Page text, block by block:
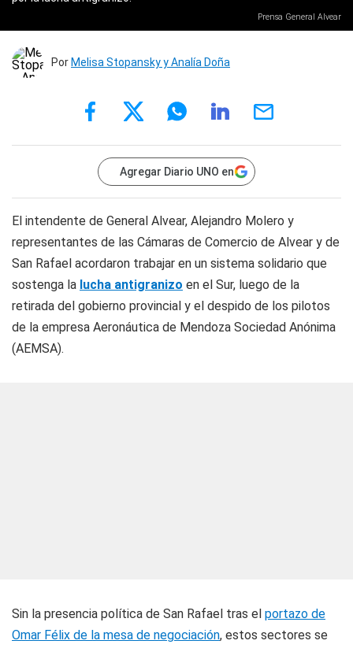
Prensa General Alvear
PorMelisa Stopansky y Analía Doña
Agregar Diario UNO en
El intendente de General Alvear, Alejandro Molero y
representantes de las Cámaras de Comercio de Alvear y de
San Rafael acordaron trabajar en un sistema solidario que
sostenga la lucha antigranizo en el Sur, luego de la
retirada del gobierno provincial y el despido de los pilotos
de la empresa Aeronáutica de Mendoza Sociedad Anónima
(AEMSA).
Sin la presencia política de San Rafael tras el portazo de
Omar Félix de la mesa de negociación, estos sectores se